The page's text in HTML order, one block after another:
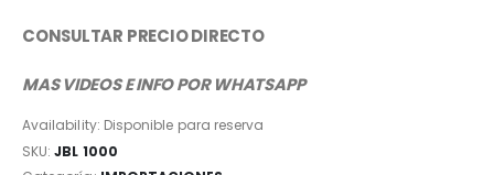
CONSULTAR PRECIO DIRECTO
MAS VIDEOS E INFO POR WHATSAPP
Availability: Disponible para reserva
SKU:JBL 1000